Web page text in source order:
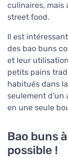
culinaires, mais
street food.
Il est
des bao buns
et leur
petits pains
habitués dans
seulement d'un
en une seule
Bao buns
possible !